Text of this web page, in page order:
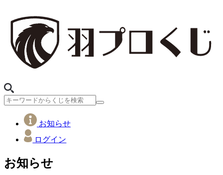
お知らせ
ログイン
お知らせ